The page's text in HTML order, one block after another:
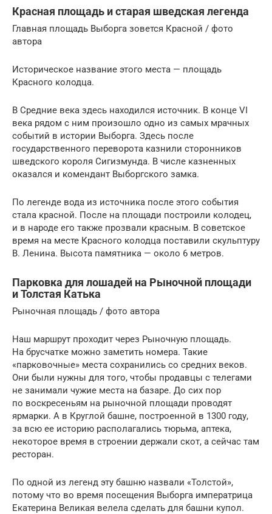
Красная площадь и старая шведская легенда
Главная площадь Выборга зовется Красной / фото
автора
Историческое название этого места — площадь
Красного колодца.
В Средние века здесь находился источник. В конце VI
века рядом с ним произошло одно из самых мрачных
событий в истории Выборга. Здесь после
государственного переворота казнили сторонников
шведского короля Сигизмунда. В числе казненных
оказался и комендант Выборгского замка.
По легенде вода из источника после этого события
стала красной. После на площади построили колодец,
и в народе его также прозвали красным. В советское
время на месте Красного колодца поставили скульптуру
В. Ленина. Высота памятника — около 6 метров.
Парковка для лошадей на Рыночной площади
и Толстая Катька
Рыночная площадь / фото автора
Наш маршрут проходит через Рыночную площадь.
На брусчатке можно заметить номера. Такие
«парковочные» места сохранились со средних веков.
Они были нужны для того, чтобы продавцы с телегами
не занимали чужие места на базаре. До сих пор
по воскресеньям на рыночной площади проводят
ярмарки. А в Круглой башне, построенной в 1300 году,
за всю ее историю располагались тюрьма, аптека,
некоторое время в строении держали скот, а сейчас там
ресторан.
По одной из легенд эту башню назвали «Толстой»,
потому что во время посещения Выборга императрица
Екатерина Великая велела сделать для башни купол.